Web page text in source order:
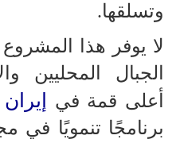
وتسلقها.
لا يوفر هذا
الجبال المحليين
أعلى قمة في
إيران
برنامجًا تنمويًا في